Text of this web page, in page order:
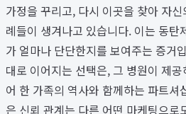
가정을 꾸리고, 다시 이곳을 찾아 자
례들이 생겨나고 있습니다. 이는 동탄
가 얼마나 단단한지를 보여주는 증거
대로 이어지는 선택은, 그 병원이 제
어 한 가족의 역사와 함께하는 파트셔
은 신뢰 관계는 다른 어떤 마케팅으로